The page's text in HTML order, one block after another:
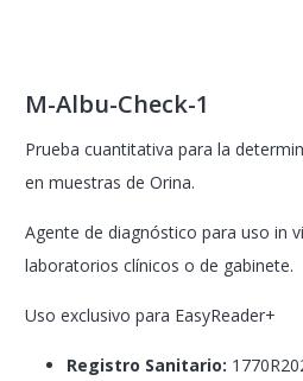
M-Albu-Check-1
Prueba cuantitativa para la
en muestras de Orina.
Agente de diagnóstico para uso in
laboratorios clínicos o de gabinete.
Uso exclusivo para EasyReader+
Registro Sanitario: